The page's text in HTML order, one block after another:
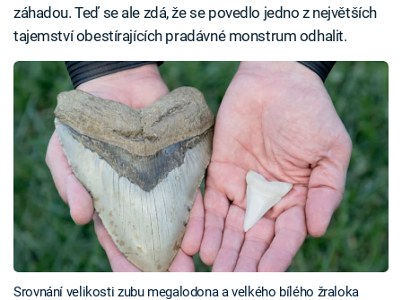
záhadou. Teď se ale zdá, že se povedlo jedno z největších
tajemství obestírajících pradávné monstrum odhalit.
Srovnání velikosti zubu megalodona a velkého bílého žraloka